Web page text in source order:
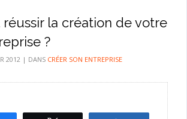
la création de votre
?
2012| DANS CRÉER SON ENTREPRISE